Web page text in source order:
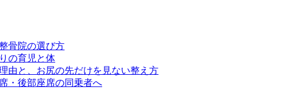
骨院の選び方
の育児と体
由と、お尻の先だけを見ない整え方
・後部座席の同乗者へ